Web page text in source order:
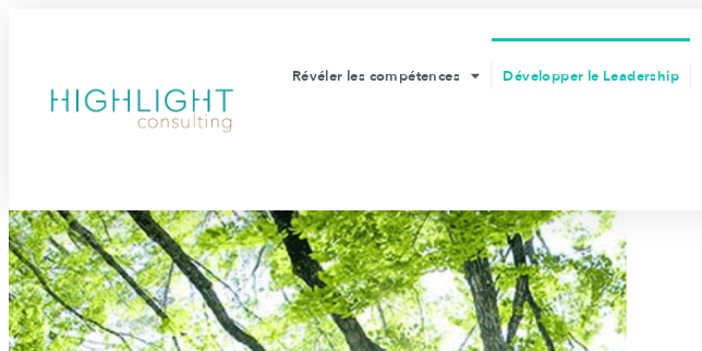
Révéler les compétences Développer le Leadership